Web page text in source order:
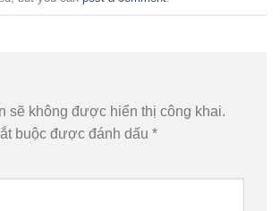
sẽ không được hiển thị công khai.
buộc được đánh dấu *